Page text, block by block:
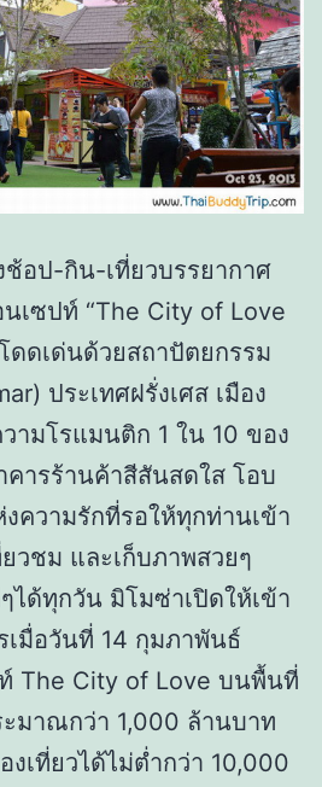
อป-กิน-เที่ยวบรรยากาศ
เซปท์ “The City of Love
โดดเด่นด้วยสถาปัตยกรรม
ประเทศฝรั่งเศส เมือง
มโรแมนติก 1 ใน 10 ของ
ารร้านค้าสีสันสดใส โอบ
ความรักที่รอให้ทุกท่านเข้า
วชม และเก็บภาพสวยๆ
ได้ทุกวัน มิโมซ่าเปิดให้เข้า
เมื่อวันที่ 14 กุมภาพันธ์
The City of Love บนพื้นที่
มาณกว่า 1,000 ล้านบาท
งเที่ยวได้ไม่ต่ำกว่า 10,000